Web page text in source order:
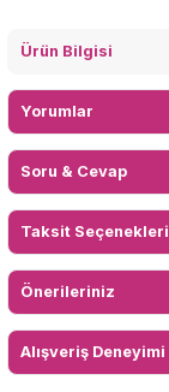
Ürün Bilgisi
Yorumlar
Soru & Cevap
Taksit Seçenekleri
Önerileriniz
Alışveriş Deneyimi